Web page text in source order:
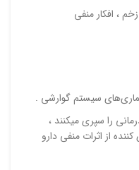
، افکار منفی
سیستم گوارشی .
را سپری میکنند ،
از اثرات منفی دارو